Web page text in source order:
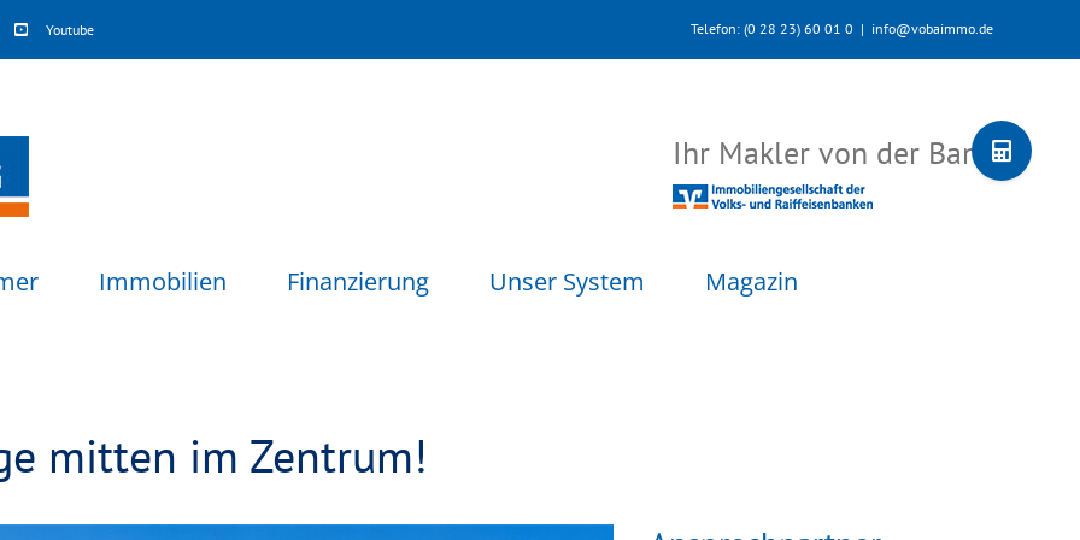
Youtube Telefon: (0 28 23) 60 01 0 | info@vobaimmo.de
Ihr Makler von der Bank
Immobilien Finanzierung Unser System Magazin
mitten im Zentrum!
Toggle
Sliding